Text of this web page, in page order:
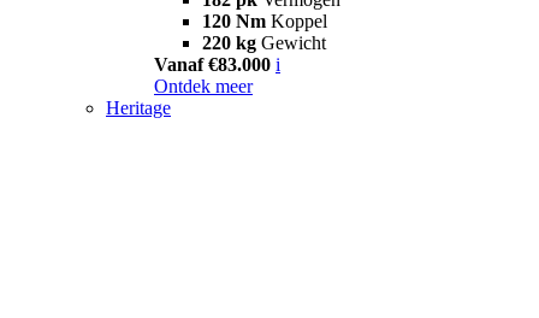
120 Nm Koppel
220 kg Gewicht
Vanaf €83.000 i
Ontdek meer
Heritage